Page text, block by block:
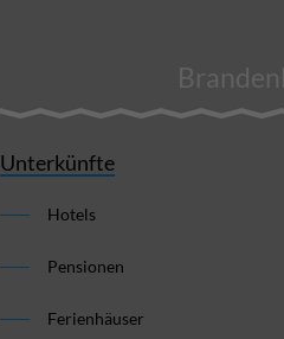
Unterkünfte
Hotels
Pensionen
Ferienhäuser